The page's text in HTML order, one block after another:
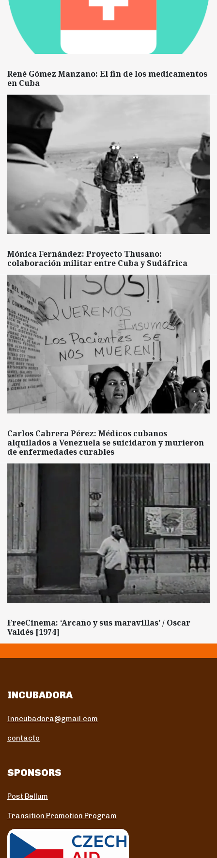
René Gómez Manzano: El fin de los medicamentos
en Cuba
Mónica Fernández: Proyecto Thusano:
colaboración militar entre Cuba y Sudáfrica
Carlos Cabrera Pérez: Médicos cubanos
alquilados a Venezuela se suicidaron y murieron
de enfermedades curables
FreeCinema: ‘Arcaño y sus maravillas’ / Oscar
Valdés [1974]
INCUBADORA
Inncubadora@gmail.com
contacto
SPONSORS
Post Bellum
Transition Promotion Program